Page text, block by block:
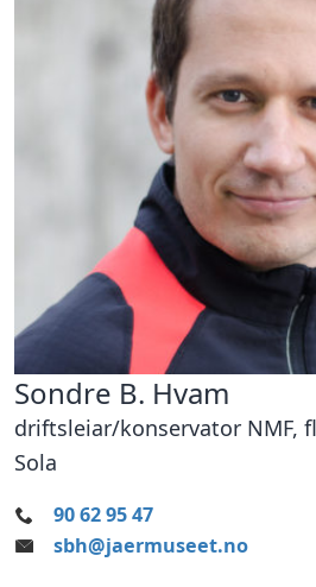
Sondre B. Hvam
driftsleiar/konservator NMF,
Sola
90 62 95 47
sbh@jaermuseet.no